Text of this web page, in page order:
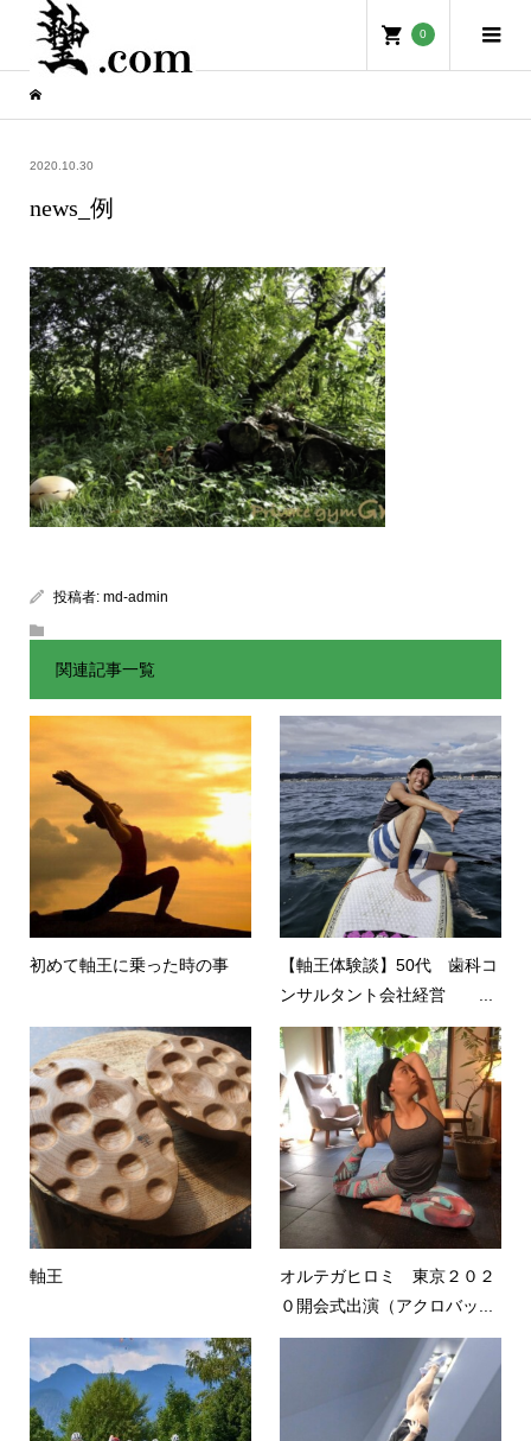
0
2020.10.30
news_例
投稿者: md-admin
関連記事一覧
初めて軸王に乗った時の事
【軸王体験談】50代 歯科コ
ンサルタント会社経営 ...
軸王
オルテガヒロミ 東京２０２
０開会式出演（アクロバッ...